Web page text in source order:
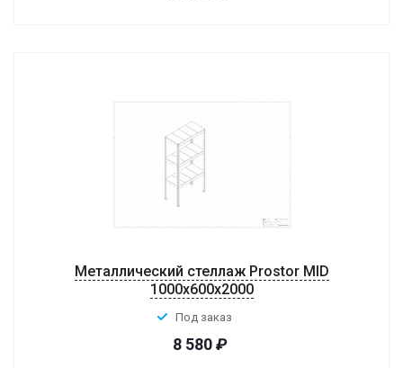
Металлический стеллаж Prostor MID
1000x600x2000
Под заказ
8 580₽